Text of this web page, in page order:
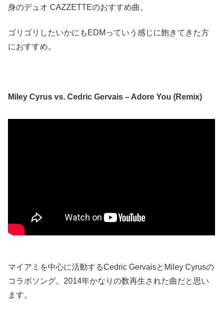
身のデュオ CAZZETTEのおすすめ曲。
ゴリゴリしたいかにもEDMっていう感じに飽きてきた方
におすすめ。
Miley Cyrus vs. Cedric Gervais – Adore You (Remix)
マイアミを中心に活動するCedric GervaisとMiley Cyrusの
コラボソング。2014年かなりの数再生された曲だと思い
ます。